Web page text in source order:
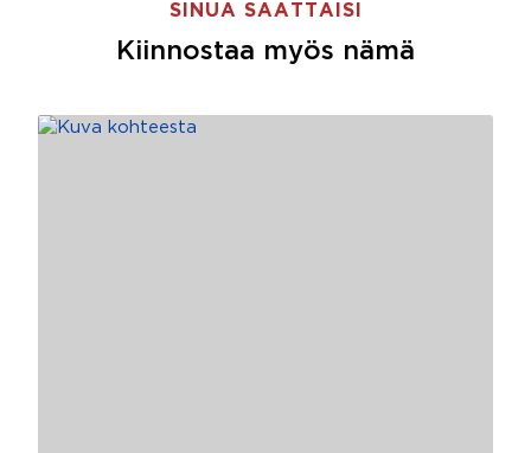
SINUA SAATTAISI
Kiinnostaa myös nämä